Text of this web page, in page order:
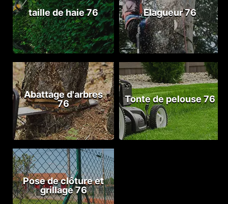
taille de haie 76 Elagueur 76
Abattage d'arbres
76
Tonte de pelouse 76
Pose de clôture et
grillage 76